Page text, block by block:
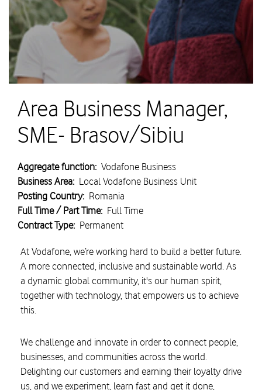
Area Business Manager,
SME- Brasov/Sibiu
Aggregate function: Vodafone Business
Business Area: Local Vodafone Business Unit
Posting Country: Romania
Full Time / Part Time: Full Time
Contract Type: Permanent
At Vodafone, we’re working hard to build a better future.
A more connected, inclusive and sustainable world. As
a dynamic global community, it's our human spirit,
together with technology, that empowers us to achieve
this.
We challenge and innovate in order to connect people,
businesses, and communities across the world.
Delighting our customers and earning their loyalty drive
us, and we experiment, learn fast and get it done,